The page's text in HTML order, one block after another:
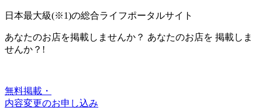
日本最大級(※1)の総合ライフポータルサイト
あなたのお店を掲載しませんか？ あなたのお店を 掲載しま
せんか？!
無料掲載・
内容変更のお申し込み